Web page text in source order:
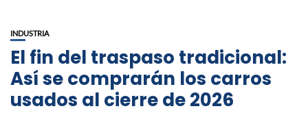
INDUSTRIA
El fin del traspaso tradicional:
Así se comprarán los carros
usados al cierre de 2026